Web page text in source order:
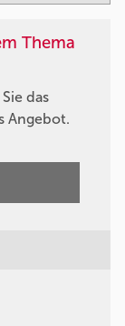
Thema
das
Angebot.